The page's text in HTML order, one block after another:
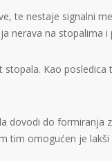
te nestaje signalni
nerava na stopalima i
Kao
dovodi do formiranja
tim omogućen je